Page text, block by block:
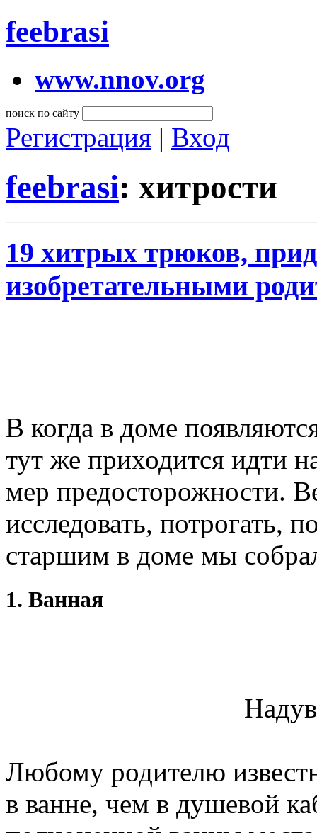
feebrasi
www.nnov.org
поиск по сайту
Регистрация | Вход
feebrasi: хитрости
19 хитрых трюков,
изобретательными
В когда в доме
тут же приходится идти
мер предосторожности.
исследовать, потрогать,
старшим в доме мы
1. Ванная
Любому родителю
в ванне, чем в душевой